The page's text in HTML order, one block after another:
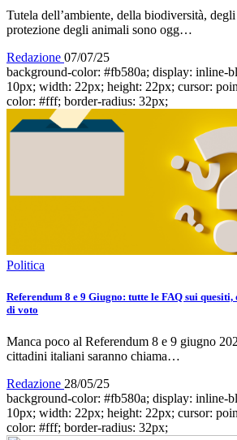
Tutela dell’ambiente, della biodiversità,
protezione degli animali sono ogg…
Redazione 07/07/25
background-color: #fb580a; display: inline-
10px; width: 22px; height: 22px; cursor:
color: #fff; border-radius: 32px;
Politica
Referendum 8 e 9 Giugno: tutte le FAQ sui
di voto
Manca poco al Referendum 8 e 9 giugno
cittadini italiani saranno chiama…
Redazione 28/05/25
background-color: #fb580a; display: inline-
10px; width: 22px; height: 22px; cursor:
color: #fff; border-radius: 32px;